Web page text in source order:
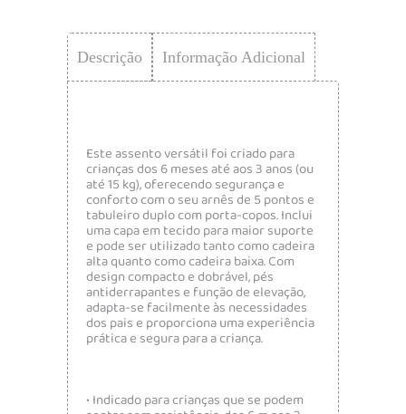
Descrição Informação Adicional
Este assento versátil foi criado para
crianças dos 6 meses até aos 3 anos (ou
até 15 kg), oferecendo segurança e
conforto com o seu arnês de 5 pontos e
tabuleiro duplo com porta-copos. Inclui
uma capa em tecido para maior suporte
e pode ser utilizado tanto como cadeira
alta quanto como cadeira baixa. Com
design compacto e dobrável, pés
antiderrapantes e função de elevação,
adapta-se facilmente às necessidades
dos pais e proporciona uma experiência
prática e segura para a criança.
• Indicado para crianças que se podem